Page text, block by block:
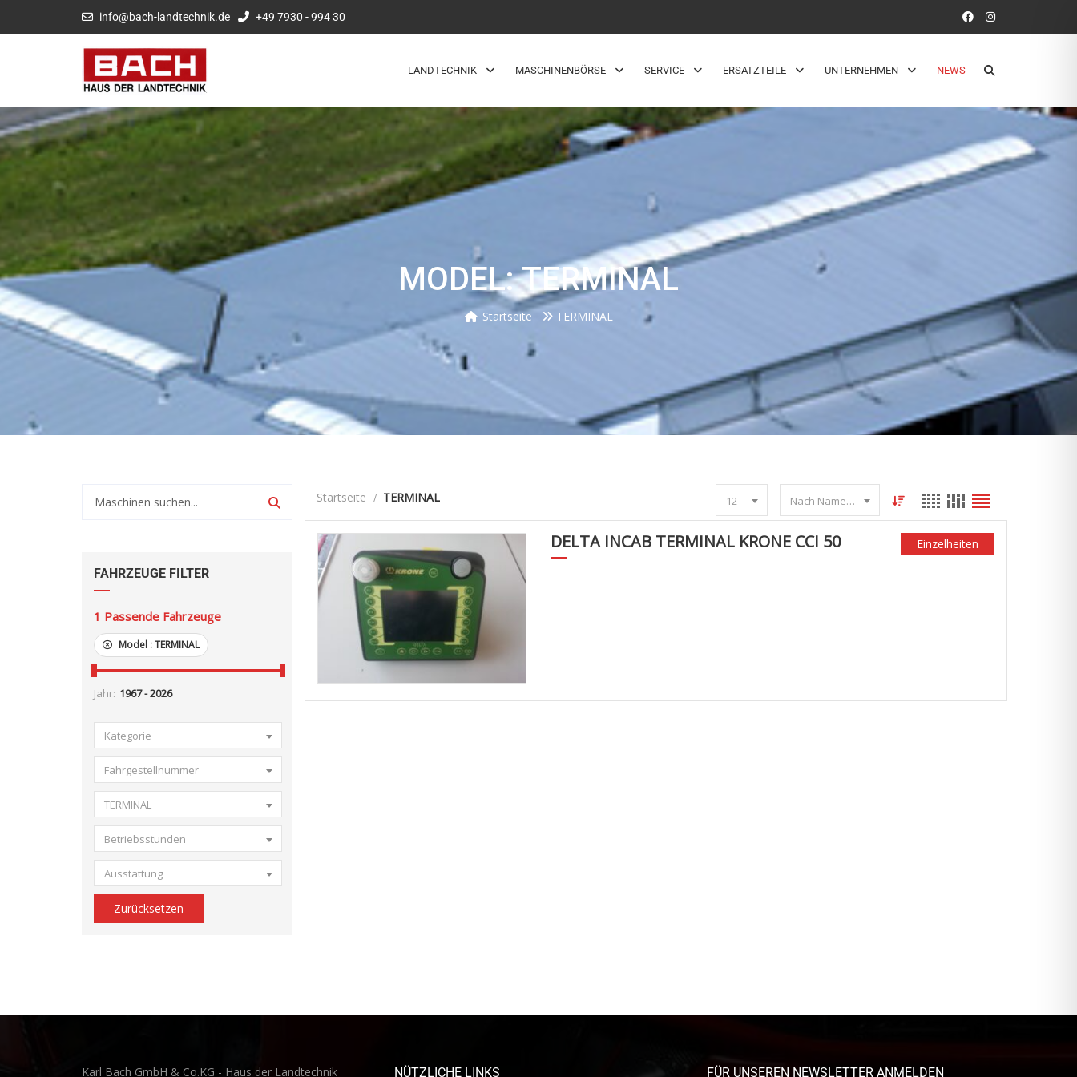
info@bach-landtechnik.de +49 7930 - 994 30
LANDTECHNIK MASCHINENBÖRSE SERVICE ERSATZTEILE UNTERNEHMEN NEWS
MODEL: TERMINAL
Startseite TERMINAL
FAHRZEUGE FILTER
1 Passende Fahrzeuge
Model :TERMINAL
Jahr:
Kategorie
Fahrgestellnummer
TERMINAL
Betriebsstunden
Ausstattung
Zurücksetzen
Startseite TERMINAL 12 Nach Name sortieren
DELTA INCAB TERMINAL KRONE CCI 50 Einzelheiten
Karl Bach GmbH & Co.KG - Haus der Landtechnik NÜTZLICHE LINKS FÜR UNSEREN NEWSLETTER ANMELDEN